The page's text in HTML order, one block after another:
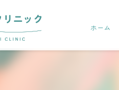
ホーム